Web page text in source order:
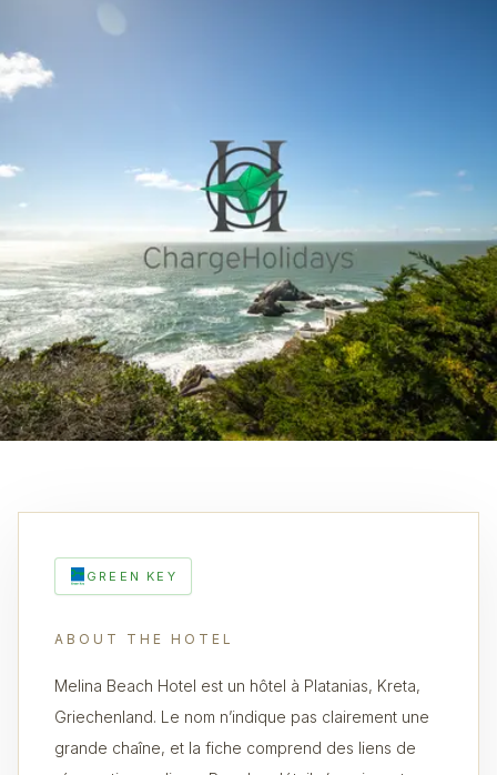
GREEN KEY
ABOUT THE HOTEL
Melina Beach Hotel est un hôtel à Platanias, Kreta,
Griechenland. Le nom n’indique pas clairement une
grande chaîne, et la fiche comprend des liens de